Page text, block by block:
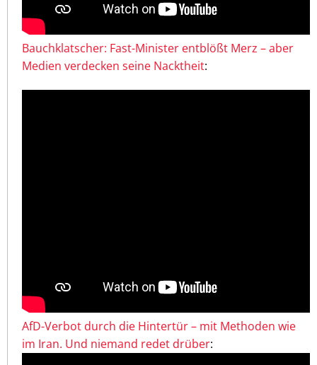
Bauchklatscher: Fast-Minister entblößt Merz – aber
Medien verdecken seine Nacktheit:
AfD-Verbot durch die Hintertür – mit Methoden wie
im Iran. Und niemand redet drüber: